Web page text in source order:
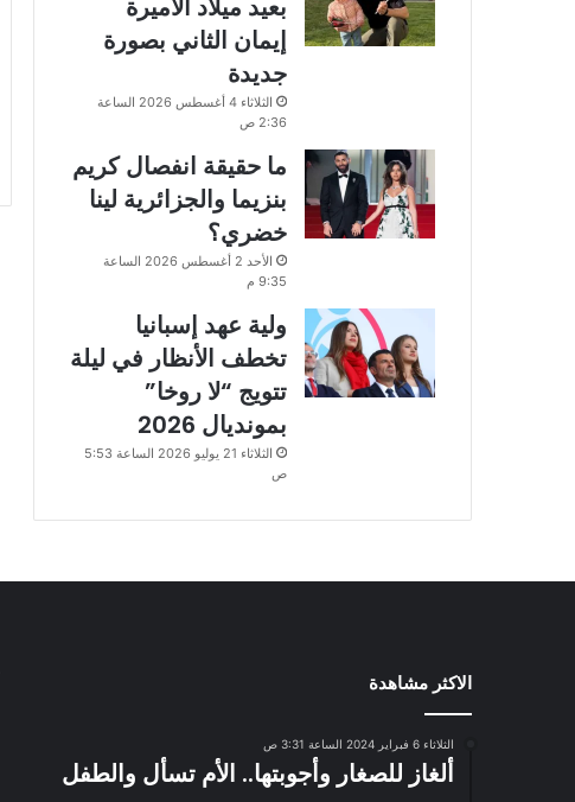
بعيد ميلاد الأميرة
إيمان الثاني بصورة
جديدة
الثلاثاء 4 أغسطس 2026 الساعة
2:36 ص
ما حقيقة انفصال كريم
بنزيما والجزائرية لينا
خضري؟
الأحد 2 أغسطس 2026 الساعة
9:35 م
ولية عهد إسبانيا
تخطف الأنظار في ليلة
تتويج “لا روخا”
بمونديال 2026
الثلاثاء 21 يوليو 2026 الساعة 5:53
ص
الاكثر مشاهدة
الثلاثاء 6 فبراير 2024 الساعة 3:31 ص
ألغاز للصغار وأجوبتها.. الأم تسأل والطفل